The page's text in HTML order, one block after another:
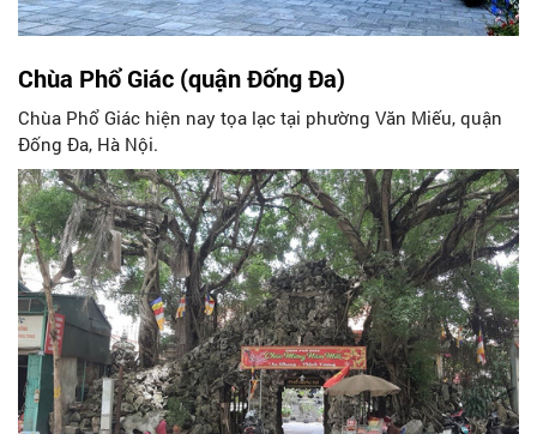
Chùa Phổ Giác (quận Đống Đa)
Chùa Phổ Giác hiện nay tọa lạc tại phường Văn Miếu, quận
Đống Đa, Hà Nội.